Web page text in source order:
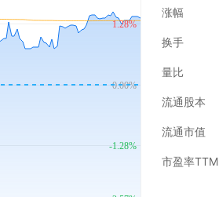
涨幅
换手
量比
流通股本
流通市值
市盈率TTM